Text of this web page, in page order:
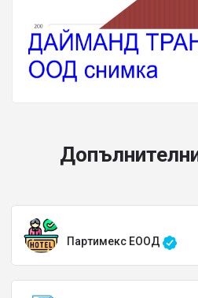
Партимекс ЕООД